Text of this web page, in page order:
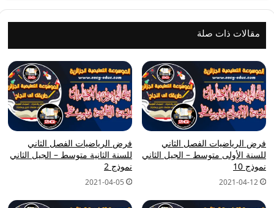
8
مقالات ذات صلة
فرض الرياضيات الفصل الثاني
للسنة الأولى متوسط – الجيل الثاني
نموذج 10
2021-04-12
فرض الرياضيات الفصل الثاني
للسنة الثانية متوسط – الجيل الثاني
نموذج 2
2021-04-05